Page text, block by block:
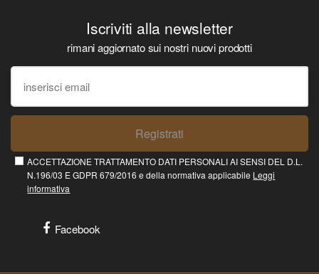
Iscriviti alla newsletter
rimani aggiornato sui nostri nuovi prodotti
Registrati
ACCETTAZIONE TRATTAMENTO DATI PERSONALI AI SENSI DEL D.L.
N.196/03 E GDPR 679/2016 e della normativa applicabile Leggi
informativa
Facebook